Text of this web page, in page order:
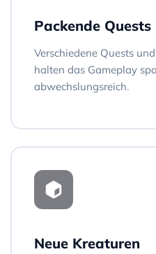
Packende Quests
Verschiedene Quests
halten das Gameplay
abwechslungsreich.
Neue Kreaturen